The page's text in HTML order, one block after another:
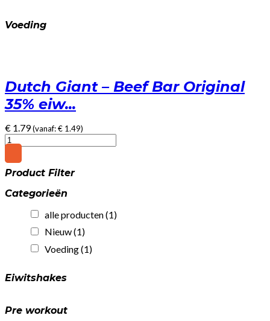
Voeding
Dutch Giant – Beef Bar Original
35% eiw...
€ 1.79(vanaf:€ 1.49)
Dutch
Giant
-
Beef
Original
quantity
Product Filter
Categorieën
alle producten(1)
Nieuw(1)
Voeding(1)
Eiwitshakes
Pre workout